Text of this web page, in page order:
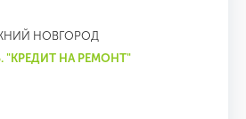
НОВГОРОД
"КРЕДИТ НА РЕМОНТ"